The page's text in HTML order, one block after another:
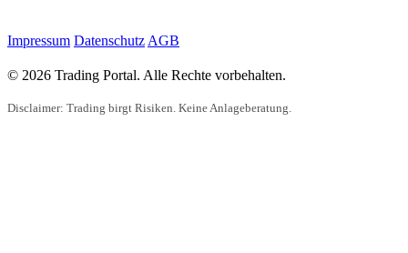
Impressum Datenschutz AGB
© 2026 Trading Portal. Alle Rechte vorbehalten.
Disclaimer: Trading birgt Risiken. Keine Anlageberatung.